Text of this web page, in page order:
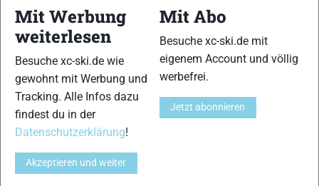
wissen solltest.
Ob Skilanglauf -Anfänger oder Profi-Sportler, wir haben
immer ein offenes Ohr für dich! Du kannst uns jederzeit über
das
Kontaktformular erreichen.
Partner
Mit Werbung
weiterlesen
Besuche xc-ski.de wie
gewohnt mit Werbung und
Tracking. Alle Infos dazu
findest du in der
Datenschutzerklärung!
Akzeptieren und weiter
Mit Abo
Besuche xc-ski.de mit
eigenem Account und völlig
werbefrei.
Jetzt abonnieren